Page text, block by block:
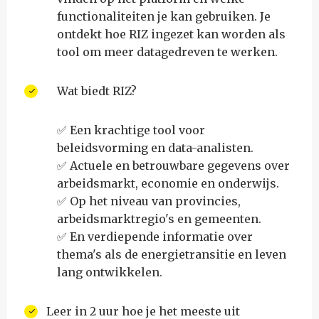
functionaliteiten je kan gebruiken. Je
ontdekt hoe RIZ ingezet kan worden als
tool om meer datagedreven te werken.
Wat biedt RIZ?
✅ Een krachtige tool voor
beleidsvorming en data-analisten.
✅ Actuele en betrouwbare gegevens over
arbeidsmarkt, economie en onderwijs.
✅ Op het niveau van provincies,
arbeidsmarktregio's en gemeenten.
✅ En verdiepende informatie over
thema's als de energietransitie en leven
lang ontwikkelen.
Leer in 2 uur hoe je het meeste uit